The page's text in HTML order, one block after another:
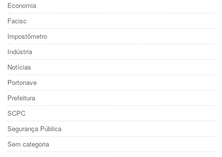
Economia
Facisc
Impostômetro
Indústria
Notícias
Portonave
Prefeitura
SCPC
Segurança Pública
Sem categoria